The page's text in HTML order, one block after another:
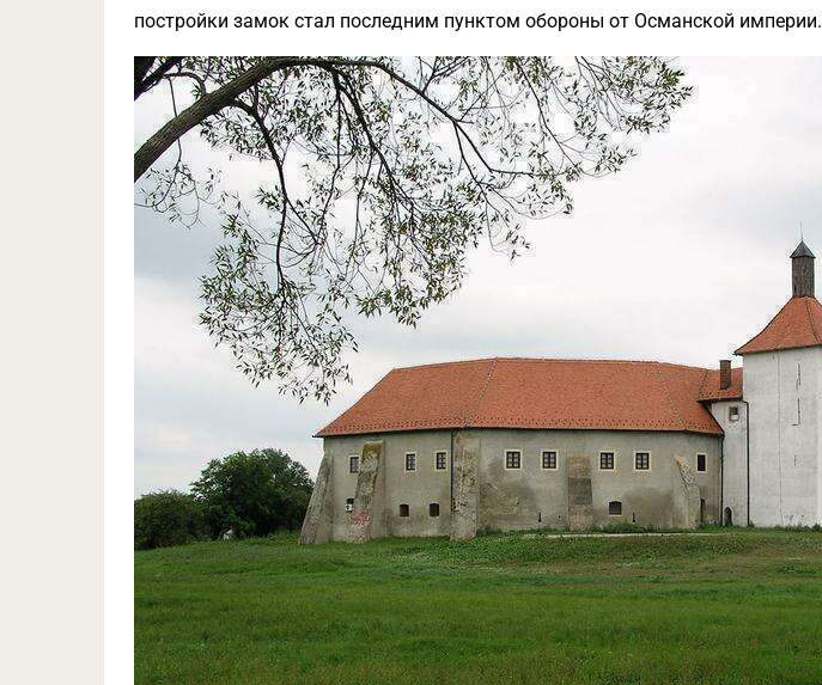
постройки замок стал последним пунктом обороны от Османской империи.